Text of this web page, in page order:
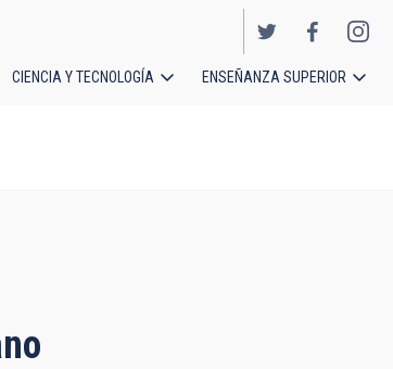
CIENCIA Y TECNOLOGÍA ENSEÑANZA SUPERIOR